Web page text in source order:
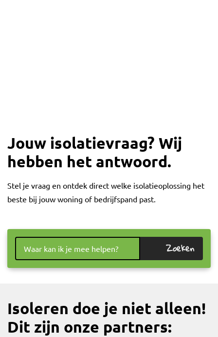
Jouw isolatievraag? Wij
hebben het antwoord.
Stel je vraag en ontdek direct welke isolatieoplossing het
beste bij jouw woning of bedrijfspand past.
Zoeken
Isoleren doe je niet alleen!
Dit zijn onze partners: